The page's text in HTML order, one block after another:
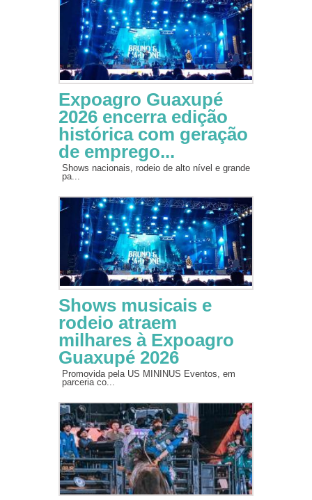
Expoagro Guaxupé
2026 encerra edição
histórica com geração
de emprego...
Shows nacionais, rodeio de alto nível e grande
pa...
Shows musicais e
rodeio atraem
milhares à Expoagro
Guaxupé 2026
Promovida pela US MININUS Eventos, em
parceria co...